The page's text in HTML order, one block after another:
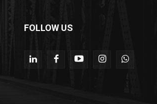
FOLLOW US